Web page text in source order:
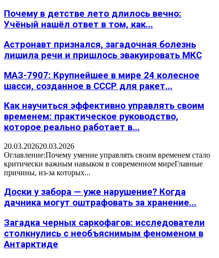
Почему в детстве лето длилось вечно:
Учёный нашёл ответ в том, как...
Астронавт признался, загадочная болезнь
лишила речи и пришлось эвакуировать МКС
МАЗ-7907: Крупнейшее в мире 24 колесное
шасси, созданное в СССР для ракет...
Как научиться эффективно управлять своим
временем: практическое руководство,
которое реально работает в...
20.03.202620.03.2026
Оглавление:Почему умение управлять своим временем стало
критически важным навыком в современном миреГлавные
причины, из-за которых...
Доски у забора — уже нарушение? Когда
дачника могут оштрафовать за хранение...
Загадка черных саркофагов: исследователи
столкнулись с необъяснимым феноменом в
Антарктиде